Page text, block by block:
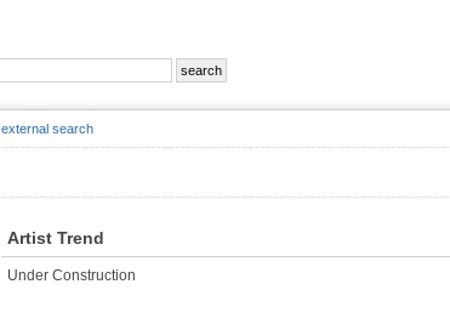
external search
Artist Trend
Under Construction